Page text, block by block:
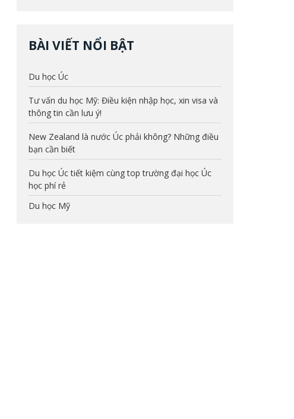
BÀI VIẾT NỔI BẬT
Du học Úc
Tư vấn du học Mỹ: Điều kiện nhập học, xin visa và
thông tin cần lưu ý!
New Zealand là nước Úc phải không? Những điều
bạn cần biết
Du học Úc tiết kiệm cùng top trường đại học Úc
học phí rẻ
Du học Mỹ